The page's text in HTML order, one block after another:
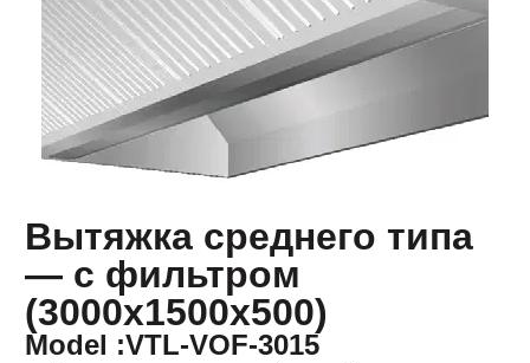
Вытяжка среднего типа
— с фильтром
(3000x1500x500)
Model :VTL-VOF-3015